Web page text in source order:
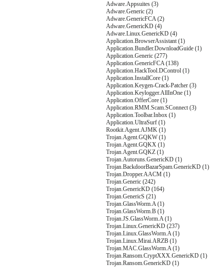
Adware.Appsuites (3)
Adware.Generic (2)
Adware.GenericFCA (2)
Adware.GenericKD (4)
Adware.Linux.GenericKD (4)
Application.BrowserAssistant (1)
Application.Bundler.DownloadGuide (1)
Application.Generic (277)
Application.GenericFCA (138)
Application.HackTool.DControl (1)
Application.InstallCore (1)
Application.Keygen-Crack-Patcher (3)
Application.Keylogger.AllInOne (1)
Application.OfferCore (1)
Application.RMM.Scam.SConnect (3)
Application.Toolbar.Inbox (1)
Application.UltraSurf (1)
Rootkit.Agent.AJMK (1)
Trojan.Agent.GQKW (1)
Trojan.Agent.GQKX (1)
Trojan.Agent.GQKZ (1)
Trojan.Autoruns.GenericKD (1)
Trojan.BackdoorBazarSpam.GenericKD (1)
Trojan.Dropper.AACM (1)
Trojan.Generic (242)
Trojan.GenericKD (164)
Trojan.GenericS (21)
Trojan.GlassWorm.A (1)
Trojan.GlassWorm.B (1)
Trojan.JS.GlassWorm.A (1)
Trojan.Linux.GenericKD (237)
Trojan.Linux.GlassWorm.A (1)
Trojan.Linux.Mirai.ARZB (1)
Trojan.MAC.GlassWorm.A (1)
Trojan.Ransom.CryptXXX.GenericKD (1)
Trojan.Ransom.GenericKD (1)